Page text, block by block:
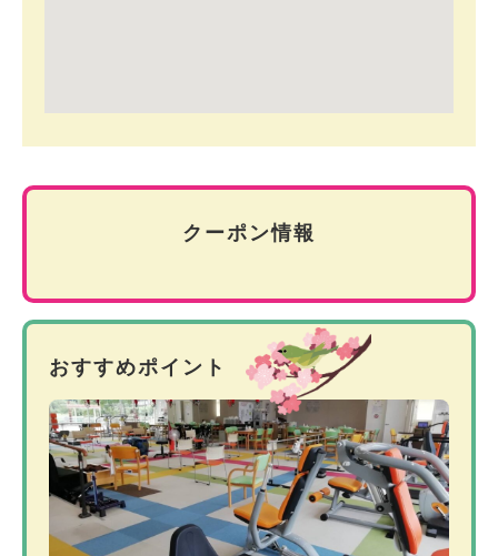
クーポン情報
おすすめポイント